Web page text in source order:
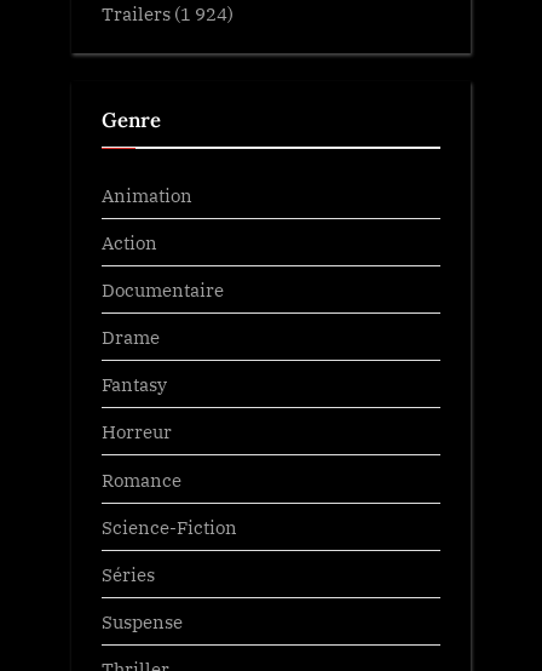
Trailers (1 924)
Genre
Animation
Action
Documentaire
Drame
Fantasy
Horreur
Romance
Science-Fiction
Séries
Suspense